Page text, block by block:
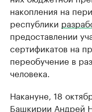
накопления на
республики
предоставлении
сертификатов на
переобучение в
человека.
Накануне, 18
Башкирии Андрей